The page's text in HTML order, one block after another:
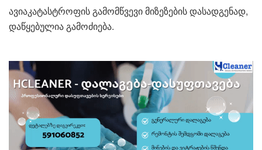
ავიაკატასტროფის გამომწვევი მიზეზების დასადგენად,
დაწყებულია გამოძიება.